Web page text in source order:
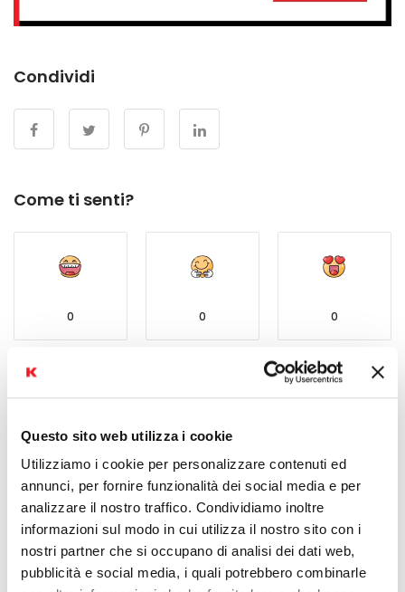
Questo sito web utilizza i cookie
Utilizziamo i cookie per personalizzare contenuti ed
annunci, per fornire funzionalità dei social media e per
analizzare il nostro traffico. Condividiamo inoltre
informazioni sul modo in cui utilizza il nostro sito con i
nostri partner che si occupano di analisi dei dati web,
pubblicità e social media, i quali potrebbero combinarle
Condividi
Come ti senti?
0 0 0
0
ARTICOLO PRECEDENTE